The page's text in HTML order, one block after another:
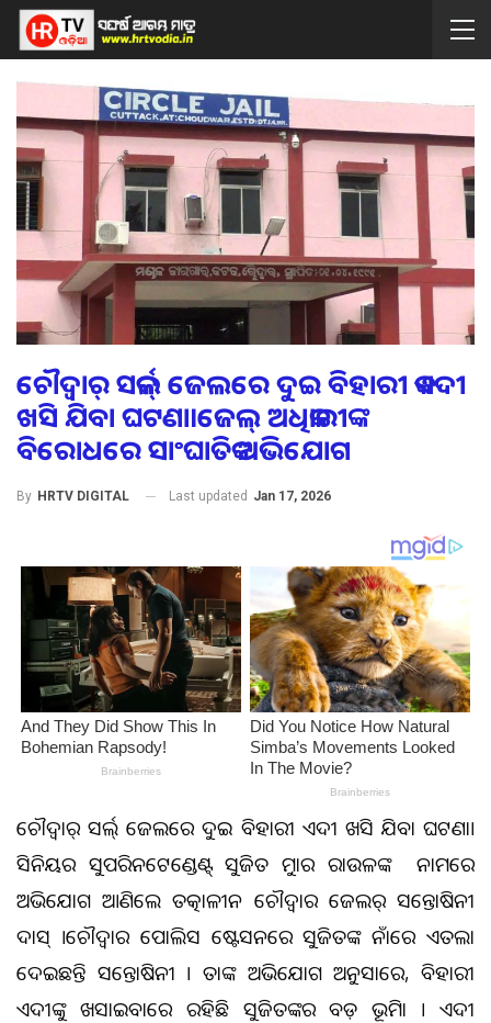
ଚୌଦ୍ବାର୍ ସର୍କଲ୍ ଜେଲରେ ଦୁଇ ବିହାରୀ କଏଦୀ
ଖସି ଯିବା ଘଟଣା।ଜେଲ୍‌ ଅଧିକାରୀଙ୍କ
ବିରୋଧରେ ସାଂଘାତିକ ଅଭିଯୋଗ
By HRTV DIGITAL Last updated Jan 17, 2026
ଚୌଦ୍ବାର୍ ସର୍କଲ୍ ଜେଲରେ ଦୁଇ ବିହାରୀ କଏଦୀ ଖସି ଯିବା ଘଟଣା।
ସିନିୟର ସୁପରିନଟେଣ୍ଡେଣ୍ଟ୍ ସୁଜିତ କୁମାର ରାଉଳଙ୍କ ନାମରେ
ଅଭିଯୋଗ ଆଣିଲେ ତତ୍କାଳୀନ ଚୌଦ୍ବାର ଜେଲର୍ ସନ୍ତୋଷିନୀ
ଦାସ୍ ।ଚୌଦ୍ବାର ପୋଲିସ ଷ୍ଟେସନରେ ସୁଜିତଙ୍କ ନାଁରେ ଏତଲା
ଦେଇଛନ୍ତି ସନ୍ତୋଷିନୀ । ତାଙ୍କ ଅଭିଯୋଗ ଅନୁସାରେ, ବିହାରୀ
କଏଦୀଙ୍କୁ ଖସାଇବାରେ ରହିଛି ସୁଜିତଙ୍କର ବଡ଼ ଭୂମିକା । କଏଦୀ